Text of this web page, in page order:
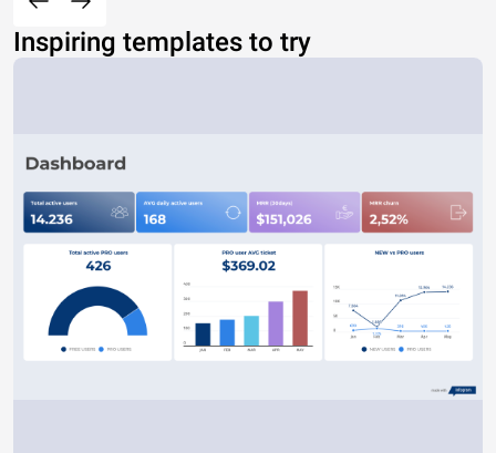
Inspiring templates to try